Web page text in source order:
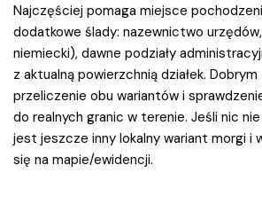
Najczęściej pomaga miejsce
dodatkowe ślady: nazewnictwo
niemiecki), dawne podziały
z aktualną powierzchnią działek.
przeliczenie obu wariantów i
do realnych granic w terenie. Jeśli nic
jest jeszcze inny lokalny wariant morgi i
się na mapie/ewidencji.